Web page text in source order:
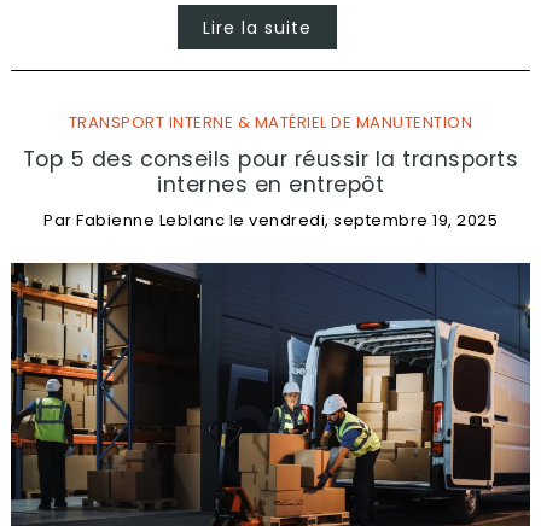
Lire la suite
TRANSPORT INTERNE & MATÉRIEL DE MANUTENTION
Top 5 des conseils pour réussir la transports
internes en entrepôt
Par Fabienne Leblanc le vendredi, septembre 19, 2025